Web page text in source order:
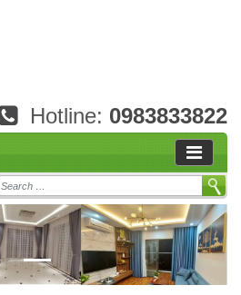
Hotline: 0983833822
Search